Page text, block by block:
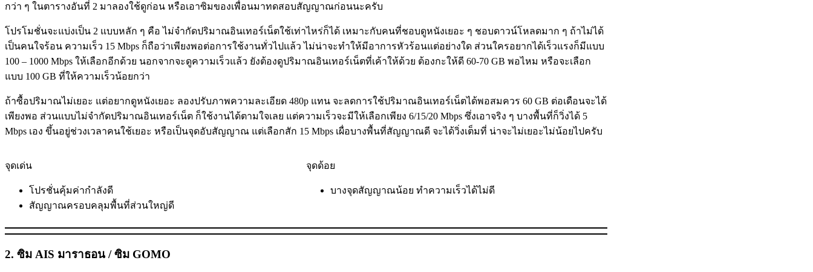
กว่า ๆ ในตารางอันที่ 2 มาลองใช้ดูก่อน หรือเอาซิมของเพื่อนมาทดสอบสัญญาณก่อนนะครับ
โปรโมชั่นจะแบ่งเป็น 2 แบบหลัก ๆ คือ ไม่จำกัดปริมาณอินเทอร์เน็ตใช้เท่าไหร่ก็ได้ เหมาะกับคนที่ชอบดูหนังเยอะ ๆ ชอบดาวน์โหลดมาก ๆ ถ้าไม่ได้
เป็นคนใจร้อน ความเร็ว 15 Mbps ก็ถือว่าเพียงพอต่อการใช้งานทั่วไปแล้ว ไม่น่าจะทำให้มีอาการหัวร้อนแต่อย่างใด ส่วนใครอยากได้เร็วแรงก็มีแบบ
100 – 1000 Mbps ให้เลือกอีกด้วย นอกจากจะดูความเร็วแล้ว ยังต้องดูปริมาณอินเทอร์เน็ตที่เค้าให้ด้วย ต้องกะให้ดี 60-70 GB พอไหม หรือจะเลือก
แบบ 100 GB ที่ให้ความเร็วน้อยกว่า
ถ้าซื้อปริมาณไม่เยอะ แต่อยากดูหนังเยอะ ลองปรับภาพความละเอียด 480p แทน จะลดการใช้ปริมาณอินเทอร์เน็ตได้พอสมควร 60 GB ต่อเดือนจะได้
เพียงพอ ส่วนแบบไม่จำกัดปริมาณอินเทอร์เน็ต ก็ใช้งานได้ตามใจเลย แต่ความเร็วจะมีให้เลือกเพียง 6/15/20 Mbps ซึ่งเอาจริง ๆ บางพื้นที่ก็วิ่งได้ 5
Mbps เอง ขึ้นอยู่ช่วงเวลาคนใช้เยอะ หรือเป็นจุดอับสัญญาณ แต่เลือกสัก 15 Mbps เผื่อบางพื้นที่สัญญาณดี จะได้วิ่งเต็มที่ น่าจะไม่เยอะไม่น้อยไปครับ
จุดเด่น
โปรชั่นคุ้มค่ากำลังดี
สัญญาณครอบคลุมพื้นที่ส่วนใหญ่ดี
จุดด้อย
บางจุดสัญญาณน้อย ทำความเร็วได้ไม่ดี
2. ซิม AIS มาราธอน / ซิม GOMO